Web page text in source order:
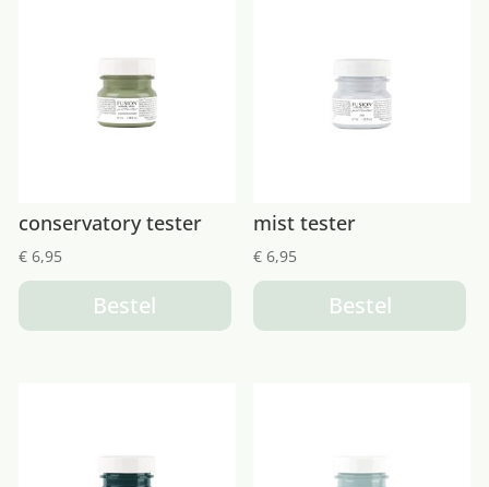
conservatory tester
€6,95
Bestel
mist tester
€ 6,95
Bestel